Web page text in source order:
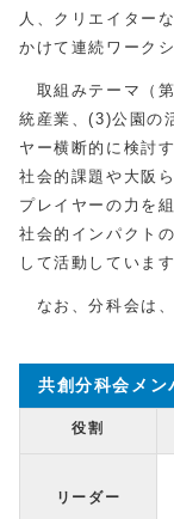
人、クリエイター
かけて連続ワーク
取組みテーマ（
統産業、(3)公園の
ヤー横断的に検討
社会的課題や大阪
プレイヤーの力を
社会的インパクト
して活動しています
なお、分科会は、
共創分科会メン
役割
リーダー